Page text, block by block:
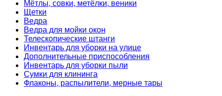
Мётлы, совки, метёлки, веники
Щетки
Ведра
Ведра для мойки окон
Телескопические штанги
Инвентарь для уборки на улице
Дополнительные приспособления
Инвентарь для уборки пыли
Сумки для клининга
Флаконы, распылители, мерные тары